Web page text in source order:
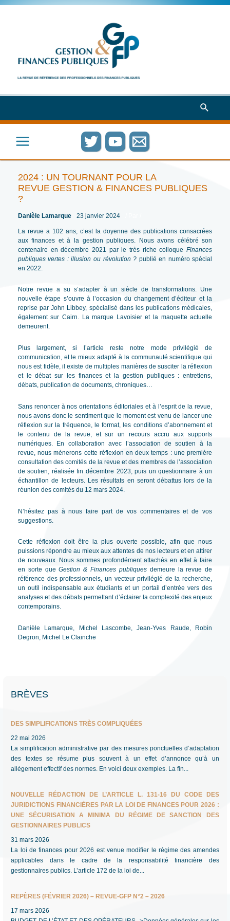
Aller
Main
BRÈVES
DES SIMPLIFICATIONS TRÈS COMPLIQUÉES
22 mai 2026
La simplification administrative par des mesures ponctuelles d’adaptation
des textes se résume plus souvent à un effet d’annonce qu’à un
allègement effectif des normes. En voici deux exemples. La fin...
NOUVELLE RÉDACTION DE L’ARTICLE L. 131-16 DU CODE DES
JURIDICTIONS FINANCIÈRES PAR LA LOI DE FINANCES POUR 2026 :
UNE SÉCURISATION A MINIMA DU RÉGIME DE SANCTION DES
GESTIONNAIRES PUBLICS
31 mars 2026
La loi de finances pour 2026 est venue modifier le régime des amendes
applicables dans le cadre de la responsabilité financière des
gestionnaires publics. L’article 172 de la loi de...
REPÈRES (FÉVRIER 2026) – REVUE-GFP N°2 – 2026
17 mars 2026
2024 : UN TOURNANT POUR LA
REVUE GESTION & FINANCES PUBLIQUES
?
Danièle Lamarque 23 janvier 2024
La revue a 102 ans, c’est la doyenne des publications consacrées
aux finances et à la gestion publiques. Nous avons célébré son
centenaire en décembre 2021 par le très riche colloqueFinances
publiques vertes : illusion ou révolution ? publié en numéro spécial
en 2022.
Notre revue a su s’adapter à un siècle de transformations. Une
nouvelle étape s’ouvre à l’occasion du changement d’éditeur et la
reprise par John Libbey, spécialisé dans les publications médicales,
également sur Cairn. La marque Lavoisier et la maquette actuelle
demeurent.
Plus largement, si l’article reste notre mode privilégié de
communication, et le mieux adapté à la communauté scientifique qui
nous est fidèle, il existe de multiples manières de susciter la réflexion
et le débat sur les finances et la gestion publiques : entretiens,
débats, publication de documents, chroniques…
Sans renoncer à nos orientations éditoriales et à l’esprit de la revue,
nous avons donc le sentiment que le moment est venu de lancer une
réflexion sur la fréquence, le format, les conditions d’abonnement et
le contenu de la revue, et sur un recours accru aux supports
numériques. En collaboration avec l’association de soutien à la
revue, nous mènerons cette réflexion en deux temps : une première
consultation des comités de la revue et des membres de l’association
de soutien, réalisée fin décembre 2023, puis un questionnaire à un
échantillon de lecteurs. Les résultats en seront débattus lors de la
réunion des comités du 12 mars 2024.
N’hésitez pas à nous faire part de vos commentaires et de vos
suggestions.
Cette réflexion doit être la plus ouverte possible, afin que nous
puissions répondre au mieux aux attentes de nos lecteurs et en attirer
de nouveaux. Nous sommes profondément attachés en effet à faire
en sorte queGestion & Finances publiques demeure la revue de
référence des professionnels, un vecteur privilégié de la recherche,
un outil indispensable aux étudiants et un portail d’entrée vers des
analyses et des débats permettant d’éclairer la complexité des enjeux
contemporains.
Danièle Lamarque, Michel Lascombe, Jean-Yves Raude, Robin
Degron, Michel Le Clainche
l’article